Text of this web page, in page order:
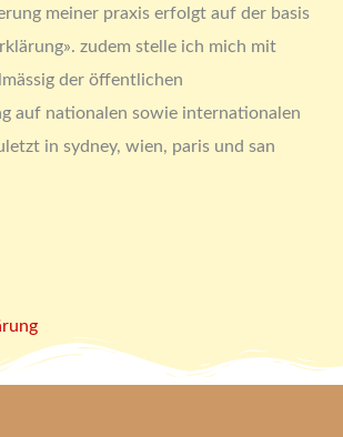
meiner praxis erfolgt auf der basis
zudem stelle ich mich mit
der öffentlichen
auf nationalen sowie internationalen
in sydney, wien, paris und san